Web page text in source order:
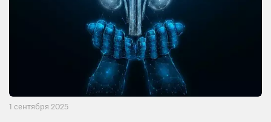
1 сентября 2025